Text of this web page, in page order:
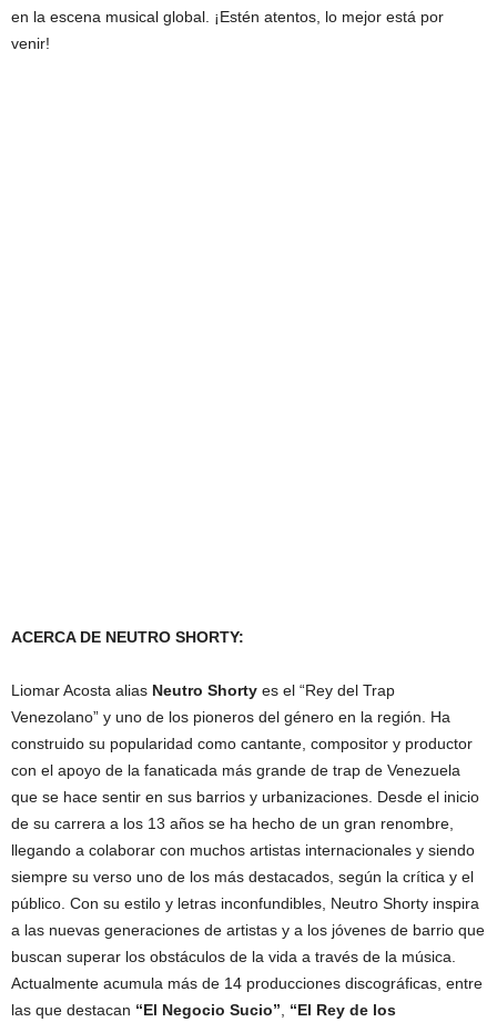
en la escena musical global. ¡Estén atentos, lo mejor está por
venir!
ACERCA DE NEUTRO SHORTY:
Liomar Acosta alias Neutro Shorty es el “Rey del Trap
Venezolano” y uno de los pioneros del género en la región. Ha
construido su popularidad como cantante, compositor y productor
con el apoyo de la fanaticada más grande de trap de Venezuela
que se hace sentir en sus barrios y urbanizaciones. Desde el inicio
de su carrera a los 13 años se ha hecho de un gran renombre,
llegando a colaborar con muchos artistas internacionales y siendo
siempre su verso uno de los más destacados, según la crítica y el
público. Con su estilo y letras inconfundibles, Neutro Shorty inspira
a las nuevas generaciones de artistas y a los jóvenes de barrio que
buscan superar los obstáculos de la vida a través de la música.
Actualmente acumula más de 14 producciones discográficas, entre
las que destacan “El Negocio Sucio” “El Rey de los